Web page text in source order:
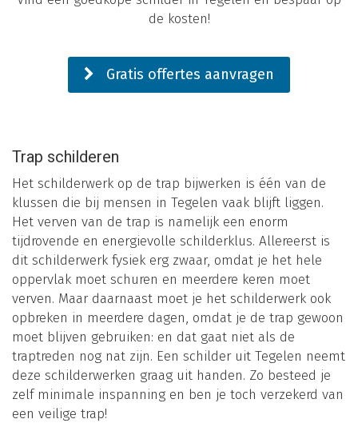
de kosten!
Gratis offertes aanvragen
Trap schilderen
Het schilderwerk op de trap bijwerken is één van de
klussen die bij mensen in Tegelen vaak blijft liggen.
Het verven van de trap is namelijk een enorm
tijdrovende en energievolle schilderklus. Allereerst is
dit schilderwerk fysiek erg zwaar, omdat je het hele
oppervlak moet schuren en meerdere keren moet
verven. Maar daarnaast moet je het schilderwerk ook
opbreken in meerdere dagen, omdat je de trap gewoon
moet blijven gebruiken: en dat gaat niet als de
traptreden nog nat zijn. Een schilder uit Tegelen neemt
deze schilderwerken graag uit handen. Zo besteed je
zelf minimale inspanning en ben je toch verzekerd van
een veilige trap!